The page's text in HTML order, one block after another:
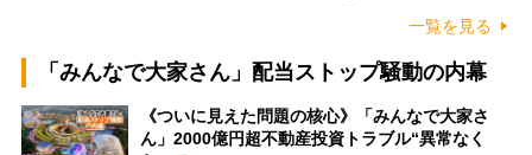
一覧を見る
「みんなで大家さん」配当ストップ騒動の内幕
《ついに見えた問題の核心》「みんなで大家さ
ん」2000億円超不動産投資トラブル“異常なく